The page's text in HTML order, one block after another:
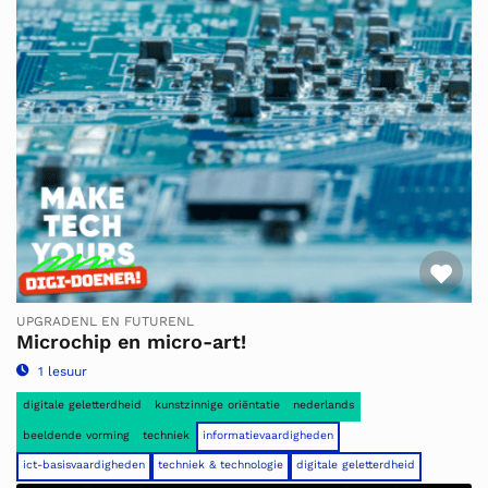
UPGRADENL EN FUTURENL
Microchip en micro-art!
1 lesuur
digitale geletterdheid kunstzinnige oriëntatie nederlands
beeldende vorming techniek informatievaardigheden
ict-basisvaardigheden techniek & technologie digitale geletterdheid